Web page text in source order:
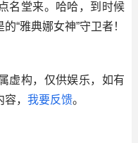
名堂来。哈哈，到时候
“雅典娜女神”守卫者！
虚构，仅供娱乐，如有
， 我要反馈。